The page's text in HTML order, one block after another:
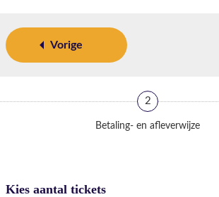
Vorige
2
Betaling- en afleverwijze
Kies aantal tickets